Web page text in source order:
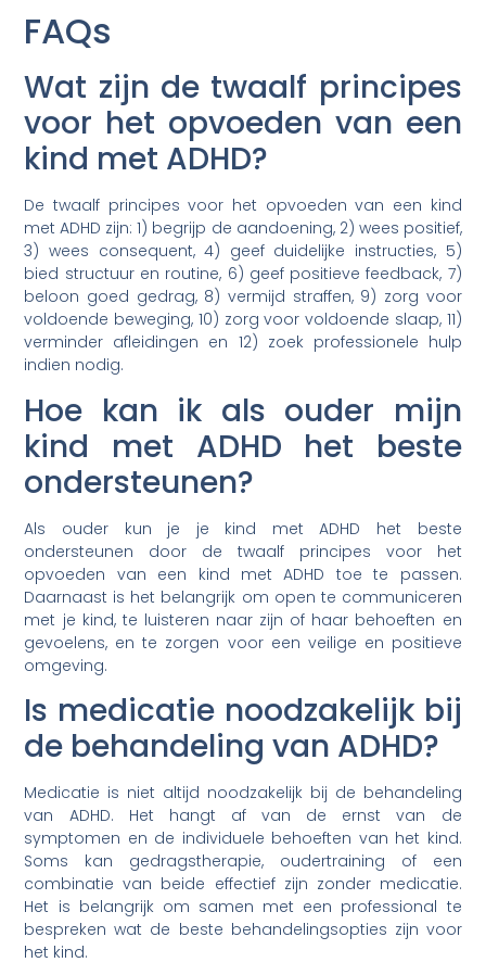
FAQs
Wat zijn de twaalf principes
voor het opvoeden van een
kind met ADHD?
De twaalf principes voor het opvoeden van een kind
met ADHD zijn: 1) begrijp de aandoening, 2) wees positief,
3) wees consequent, 4) geef duidelijke instructies, 5)
bied structuur en routine, 6) geef positieve feedback, 7)
beloon goed gedrag, 8) vermijd straffen, 9) zorg voor
voldoende beweging, 10) zorg voor voldoende slaap, 11)
verminder afleidingen en 12) zoek professionele hulp
indien nodig.
Hoe kan ik als ouder mijn
kind met ADHD het beste
ondersteunen?
Als ouder kun je je kind met ADHD het beste
ondersteunen door de twaalf principes voor het
opvoeden van een kind met ADHD toe te passen.
Daarnaast is het belangrijk om open te communiceren
met je kind, te luisteren naar zijn of haar behoeften en
gevoelens, en te zorgen voor een veilige en positieve
omgeving.
Is medicatie noodzakelijk bij
de behandeling van ADHD?
Medicatie is niet altijd noodzakelijk bij de behandeling
van ADHD. Het hangt af van de ernst van de
symptomen en de individuele behoeften van het kind.
Soms kan gedragstherapie, oudertraining of een
combinatie van beide effectief zijn zonder medicatie.
Het is belangrijk om samen met een professional te
bespreken wat de beste behandelingsopties zijn voor
het kind.